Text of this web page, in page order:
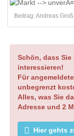
Beitrag: Andreas Groß
Schön, dass
interessieren!
Für
unbegrenzt
Alles, was Sie
Adresse und 2
Hier gehts